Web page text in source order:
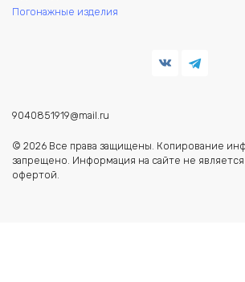
Погонажные изделия
9040851919@mail.ru
© 2026 Все права защищены. Копирование
запрещено. Информация на сайте не
офертой.